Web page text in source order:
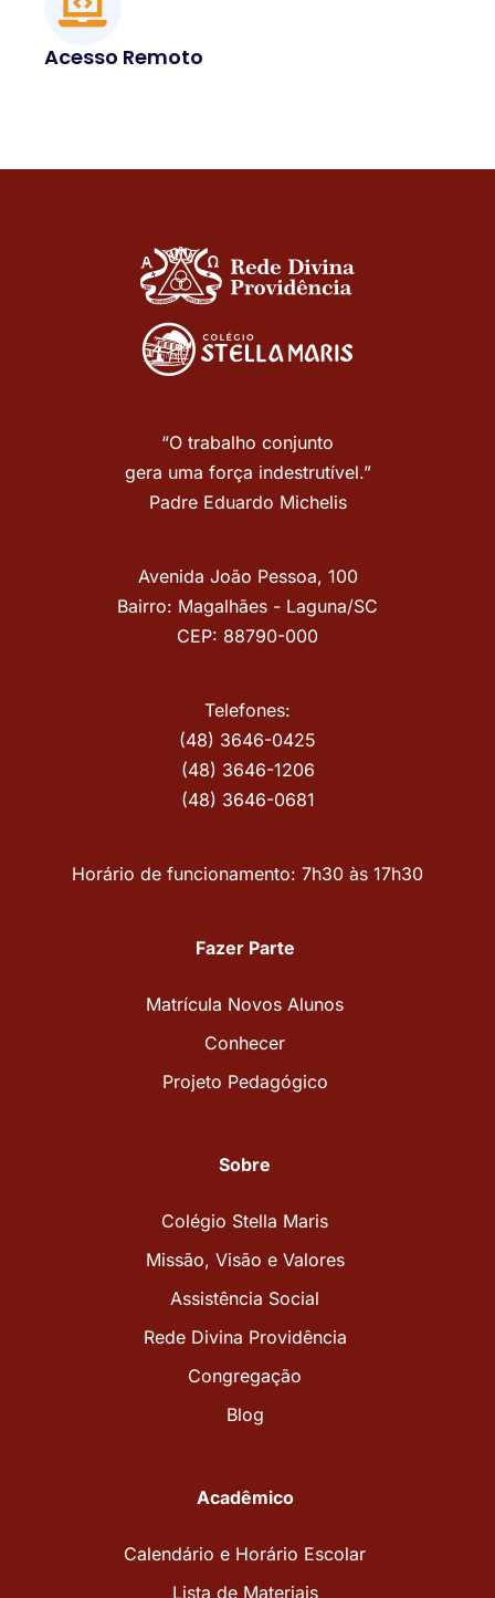
Acesso Remoto
“O trabalho conjunto
gera uma força indestrutível.”
Padre Eduardo Michelis
Avenida João Pessoa, 100
Bairro: Magalhães - Laguna/SC
CEP: 88790-000
Telefones:
(48) 3646-0425
(48) 3646-1206
(48) 3646-0681
Horário de funcionamento: 7h30 às 17h30
Fazer Parte
Matrícula Novos Alunos
Conhecer
Projeto Pedagógico
Sobre
Colégio Stella Maris
Missão, Visão e Valores
Assistência Social
Rede Divina Providência
Congregação
Blog
Acadêmico
Calendário e Horário Escolar
Lista de Materiais